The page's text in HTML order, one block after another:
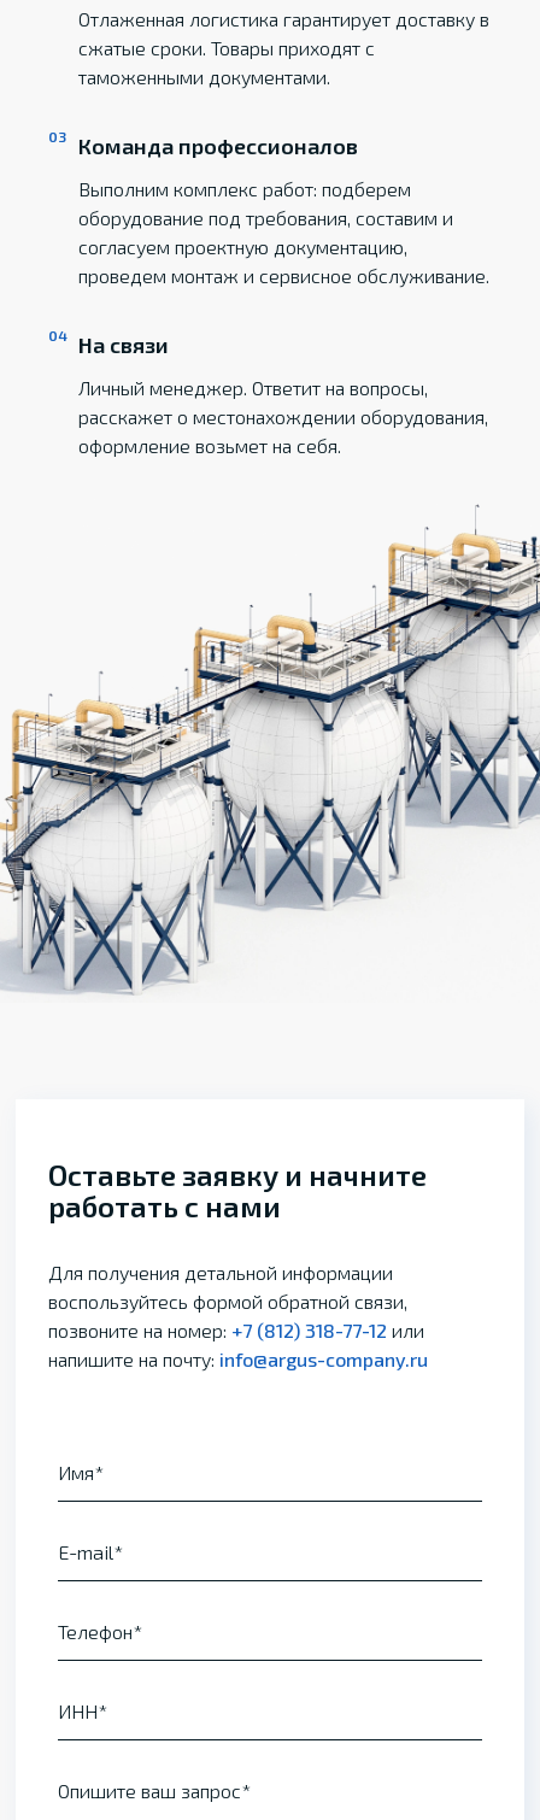
Отлаженная логистика гарантирует доставку в
сжатые сроки. Товары приходят с
таможенными документами.
Команда профессионалов
Выполним комплекс работ: подберем
оборудование под требования, составим и
согласуем проектную документацию,
проведем монтаж и сервисное обслуживание.
На связи
Личный менеджер. Ответит на вопросы,
расскажет о местонахождении оборудования,
оформление возьмет на себя.
Оставьте заявку и начните
работать с нами
Для получения детальной информации
воспользуйтесь формой обратной связи,
позвоните на номер: +7 (812) 318-77-12 или
напишите на почту: info@argus-company.ru
Имя
E-mail
Телефон
ИНН
Опишите ваш запрос